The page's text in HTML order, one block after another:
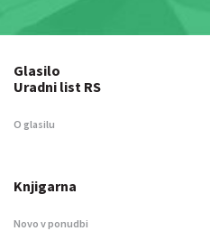
Glasilo
Uradni list RS
O glasilu
Knjigarna
Novo v ponudbi